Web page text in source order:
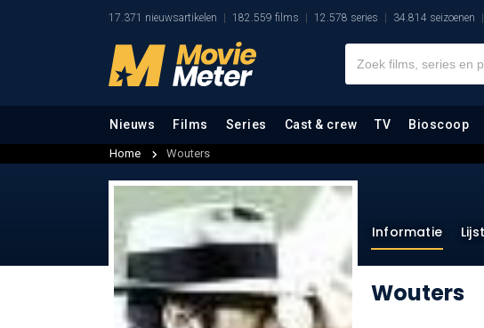
17.371 nieuwsartikelen 182.559 films 12.578 series 34.814 seizoenen
Nieuws Films Series Cast & crew TV Bioscoop
Home Wouters
Informatie
Wouters